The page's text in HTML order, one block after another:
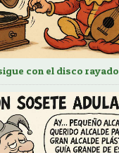
con el disco rayado